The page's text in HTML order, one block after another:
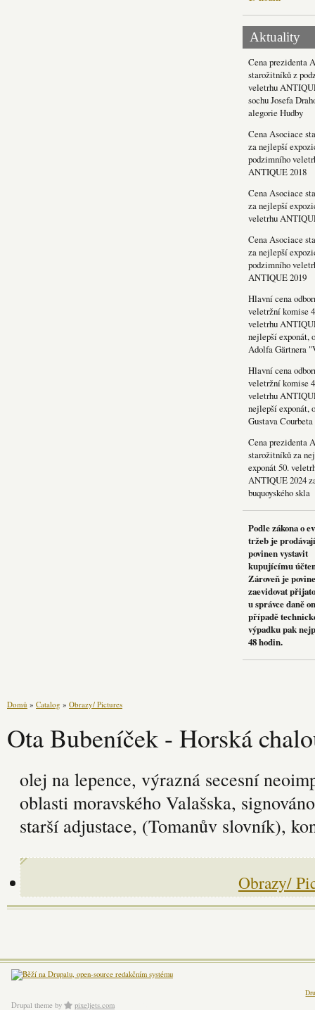
Aktuality
Cena prezidenta
starožitníků z
veletrhu
sochu Josefa
alegorie Hudby
Cena Asociace
za nejlepší
podzimního
ANTIQUE 2018
Cena Asociace
za nejlepší
veletrhu
Cena Asociace
za nejlepší
podzimního
ANTIQUE 2019
Hlavní cena
veletržní komise
veletrhu
nejlepší exponát,
Adolfa Gärtnera
Hlavní cena
veletržní komise
veletrhu
nejlepší exponát,
Gustava
Cena prezidenta
starožitníků za
exponát 50.
ANTIQUE 2024
buquoyského skla
Podle zákona o
tržeb je
povinen vystavit
kupujícímu
Zároveň je
zaevidovat
u správce daně
případě
výpadku pak
48 hodin.
Domů » Catalog » Obrazy/ Pictures
Ota Bubeníček - Horská
olej na lepence, výrazná secesní
oblasti moravského Valašska,
starší adjustace, (Tomanův slovník),
Obrazy/
Drupal theme by pixeljets.com